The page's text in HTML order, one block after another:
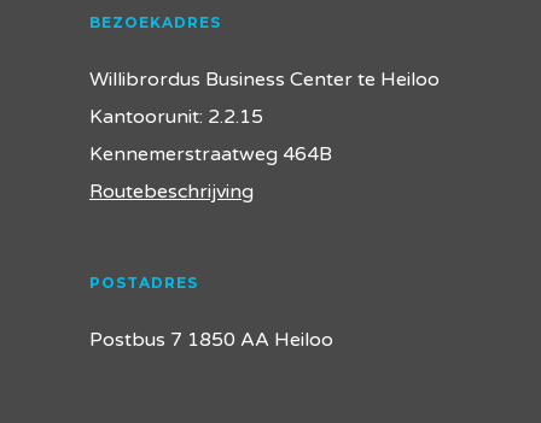
BEZOEKADRES
Willibrordus Business Center te Heiloo
Kantoorunit: 2.2.15
Kennemerstraatweg 464B
Routebeschrijving
POSTADRES
Postbus 7 1850 AA Heiloo